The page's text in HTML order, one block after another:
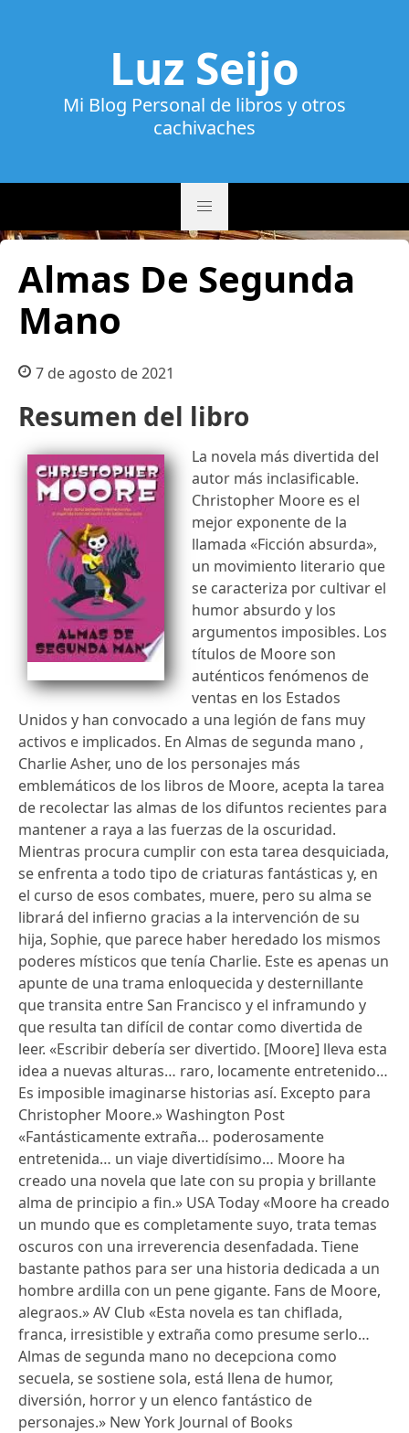
Luz Seijo
Mi Blog Personal de libros y otros
cachivaches
Almas De Segunda
Mano
7 de agosto de 2021
Resumen del libro
La novela más divertida del
autor más inclasificable.
Christopher Moore es el
mejor exponente de la
llamada «Ficción absurda»,
un movimiento literario que
se caracteriza por cultivar el
humor absurdo y los
argumentos imposibles. Los
títulos de Moore son
auténticos fenómenos de
ventas en los Estados
Unidos y han convocado a una legión de fans muy
activos e implicados. En Almas de segunda mano ,
Charlie Asher, uno de los personajes más
emblemáticos de los libros de Moore, acepta la tarea
de recolectar las almas de los difuntos recientes para
mantener a raya a las fuerzas de la oscuridad.
Mientras procura cumplir con esta tarea desquiciada,
se enfrenta a todo tipo de criaturas fantásticas y, en
el curso de esos combates, muere, pero su alma se
librará del infierno gracias a la intervención de su
hija, Sophie, que parece haber heredado los mismos
poderes místicos que tenía Charlie. Este es apenas un
apunte de una trama enloquecida y desternillante
que transita entre San Francisco y el inframundo y
que resulta tan difícil de contar como divertida de
leer. «Escribir debería ser divertido. [Moore] lleva esta
idea a nuevas alturas… raro, locamente entretenido…
Es imposible imaginarse historias así. Excepto para
Christopher Moore.» Washington Post
«Fantásticamente extraña… poderosamente
entretenida… un viaje divertidísimo… Moore ha
creado una novela que late con su propia y brillante
alma de principio a fin.» USA Today «Moore ha creado
un mundo que es completamente suyo, trata temas
oscuros con una irreverencia desenfadada. Tiene
bastante pathos para ser una historia dedicada a un
hombre ardilla con un pene gigante. Fans de Moore,
alegraos.» AV Club «Esta novela es tan chiflada,
franca, irresistible y extraña como presume serlo…
Almas de segunda mano no decepciona como
secuela, se sostiene sola, está llena de humor,
diversión, horror y un elenco fantástico de
personajes.» New York Journal of Books